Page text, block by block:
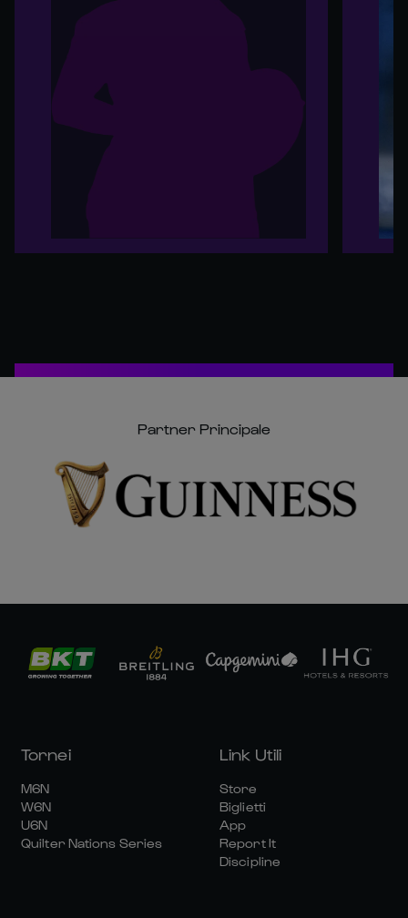
Partner Principale
Tornei
M6N
W6N
U6N
Quilter Nations Series
Link Utili
Store
Biglietti
App
Report It
Discipline